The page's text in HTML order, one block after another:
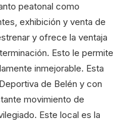
peatonal como
exhibición y venta de
y ofrece la ventaja
Esto le permite
inmejorable. Esta
de Belén y con
movimiento de
Este local es la